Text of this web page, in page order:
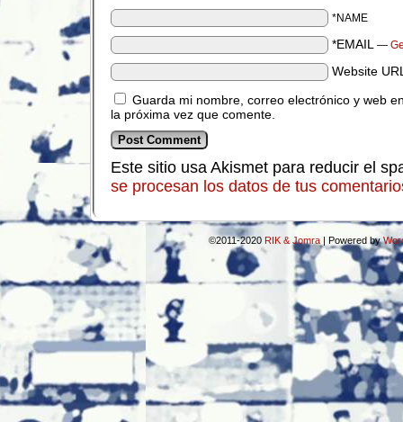
*NAME
*EMAIL —
Website
Guarda mi nombre, correo electrónico y web
la próxima vez que comente.
Este sitio usa Akismet para reducir el
se procesan los datos de tus
©2011-2020 RIK & Jomra | Powered by